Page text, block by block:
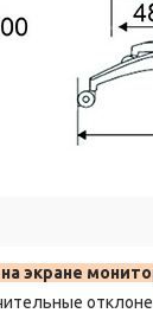
экране